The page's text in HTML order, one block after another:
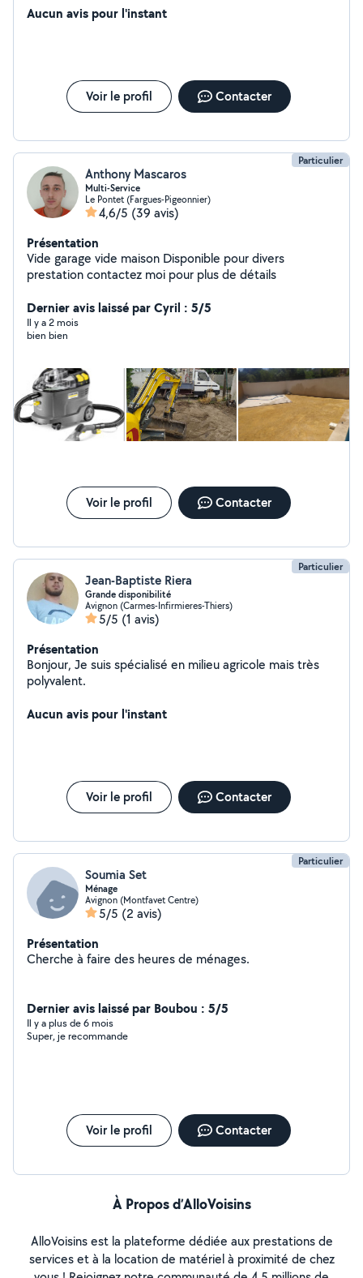
documents sur ordi etc / garde d'enfants et aide aux
animaux de compagnie. N'hésitez pas à me contacter
pour tous renseignement. Merci i
Aucun avis pour l'instant
Voir le profil Contacter
Particulier
Anthony Mascaros
Multi-Service
Le Pontet (Fargues-Pigeonnier)
4,6/5 (39 avis)
Présentation
Vide garage vide maison Disponible pour divers
prestation contactez moi pour plus de détails
Dernier avis laissé par Cyril : 5/5
Il y a 2 mois
bien bien
Voir le profil Contacter
Particulier
Jean-Baptiste Riera
Grande disponibilité
Avignon (Carmes-Infirmieres-Thiers)
5/5 (1 avis)
Présentation
Bonjour, Je suis spécialisé en milieu agricole mais très
polyvalent.
Aucun avis pour l'instant
Voir le profil Contacter
Particulier
Soumia Set
Ménage
Avignon (Montfavet Centre)
5/5 (2 avis)
Présentation
Cherche à faire des heures de ménages.
Dernier avis laissé par Boubou : 5/5
Il y a plus de 6 mois
Super, je recommande
Voir le profil Contacter
À Propos d’AlloVoisins
AlloVoisins est la plateforme dédiée aux prestations de
services et à la location de matériel à proximité de chez